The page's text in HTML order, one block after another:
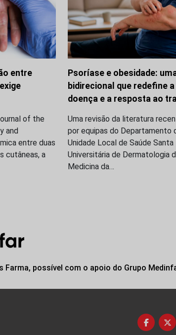
entre
of the
and
entre duas
cutâneas, a
Psoríase e obesidade:
bidirecional que redefine
doença e a resposta ao
Uma revisão da literatura
por equipas do Departamento
Unidade Local de Saúde Santa
Universitária de Dermatologia
Medicina da…
possível com o apoio do Grupo